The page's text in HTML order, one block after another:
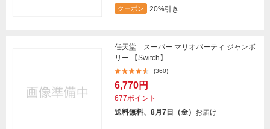
クーポン 20%引き
任天堂 スーパー マリオパーティ ジャンボ
リー 【Switch】
(360)
6,770円
677ポイント
送料無料、8月7日（金） お届け